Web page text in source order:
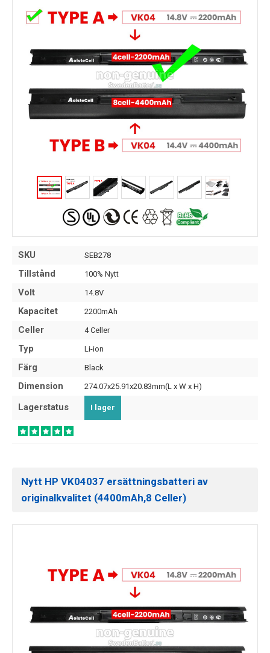
SKU SEB278
Tillstånd 100% Nytt
Volt 14.8V
Kapacitet 2200mAh
Celler 4 Celler
Typ Li-ion
Färg Black
Dimension 274.07x25.91x20.83mm(L x W x H)
Lagerstatus I lager
Nytt HP VK04037 ersättningsbatteri av
originalkvalitet (4400mAh,8 Celler)